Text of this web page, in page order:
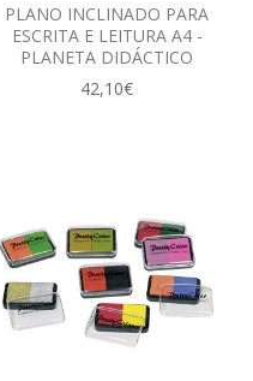
PLANO INCLINADO PARA
ESCRITA E LEITURA A4 -
PLANETA DIDÁCTICO
42,10€